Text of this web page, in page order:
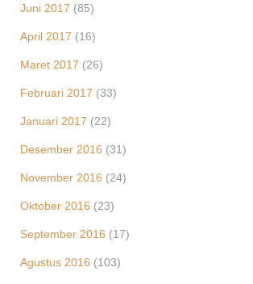
Juni 2017 (85)
April 2017 (16)
Maret 2017 (26)
Februari 2017 (33)
Januari 2017 (22)
Desember 2016 (31)
November 2016 (24)
Oktober 2016 (23)
September 2016 (17)
Agustus 2016 (103)